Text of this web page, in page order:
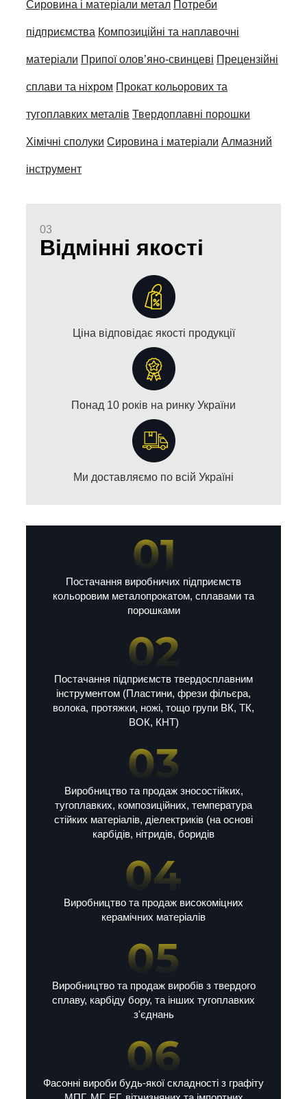
Сировина і матеріали метал Потреби
підприємства Композиційні та наплавочні
матеріали Припої олов’яно-свинцеві Прецензійні
сплави та ніхром Прокат кольорових та
тугоплавких металів Твердоплавні порошки
Хімічні сполуки Сировина і матеріали Алмазний
інструмент
03
Відмінні якості
Ціна відповідає якості продукції
Понад 10 років на ринку України
Ми доставляємо по всій Україні
Постачання виробничих підприємств
кольоровим металопрокатом, сплавами та
порошками
Постачання підприємств твердосплавним
інструментом (Пластини, фрези фільєра,
волока, протяжки, ножі, тощо групи ВК, ТК,
ВОК, КНТ)
Виробництво та продаж зносостійких,
тугоплавких, композиційних, температура
стійких матеріалів, діелектриків (на основі
карбідів, нітридів, боридів
Виробництво та продаж високоміцних
керамічних матеріалів
Виробництво та продаж виробів з твердого
сплаву, карбіду бору, та інших тугоплавких
з'єднань
Фасонні вироби будь-якої складності з графіту